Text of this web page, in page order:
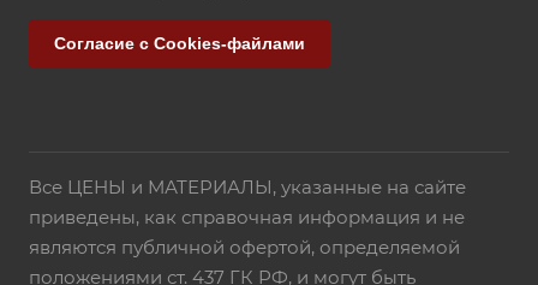
Согласие с Cookies-файлами
Все ЦЕНЫ и МАТЕРИАЛЫ, указанные на сайте
приведены, как справочная информация и не
являются публичной офертой, определяемой
положениями ст. 437 ГК РФ, и могут быть